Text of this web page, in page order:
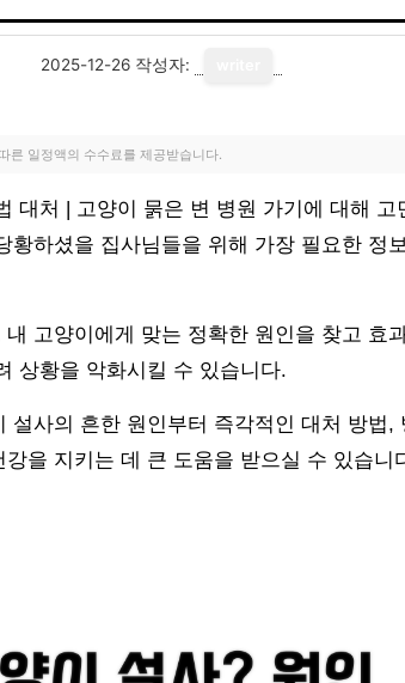
2025-12-26 작성자:
른 일정액의 수수료를 제공받습니다.
대처 | 고양이 묽은 변 병원 가기에 대해 고
황하셨을 집사님들을 위해 가장 필요한 정
고양이에게 맞는 정확한 원인을 찾고 효
상황을 악화시킬 수 있습니다.
설사의 흔한 원인부터 즉각적인 대처 방법,
을 지키는 데 큰 도움을 받으실 수 있습니